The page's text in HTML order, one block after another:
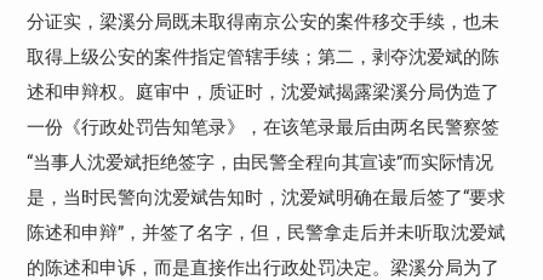
分证实，梁溪分局既未取得南京公安的案件移交手续，也未
取得上级公安的案件指定管辖手续；第二，剥夺沈爱斌的陈
述和申辩权。庭审中，质证时，沈爱斌揭露梁溪分局伪造了
一份《行政处罚告知笔录》，在该笔录最后由两名民警察签
“当事人沈爱斌拒绝签字，由民警全程向其宣读”而实际情况
是，当时民警向沈爱斌告知时，沈爱斌明确在最后签了“要求
陈述和申辩”，并签了名字，但，民警拿走后并未听取沈爱斌
的陈述和申诉，而是直接作出行政处罚决定。梁溪分局为了